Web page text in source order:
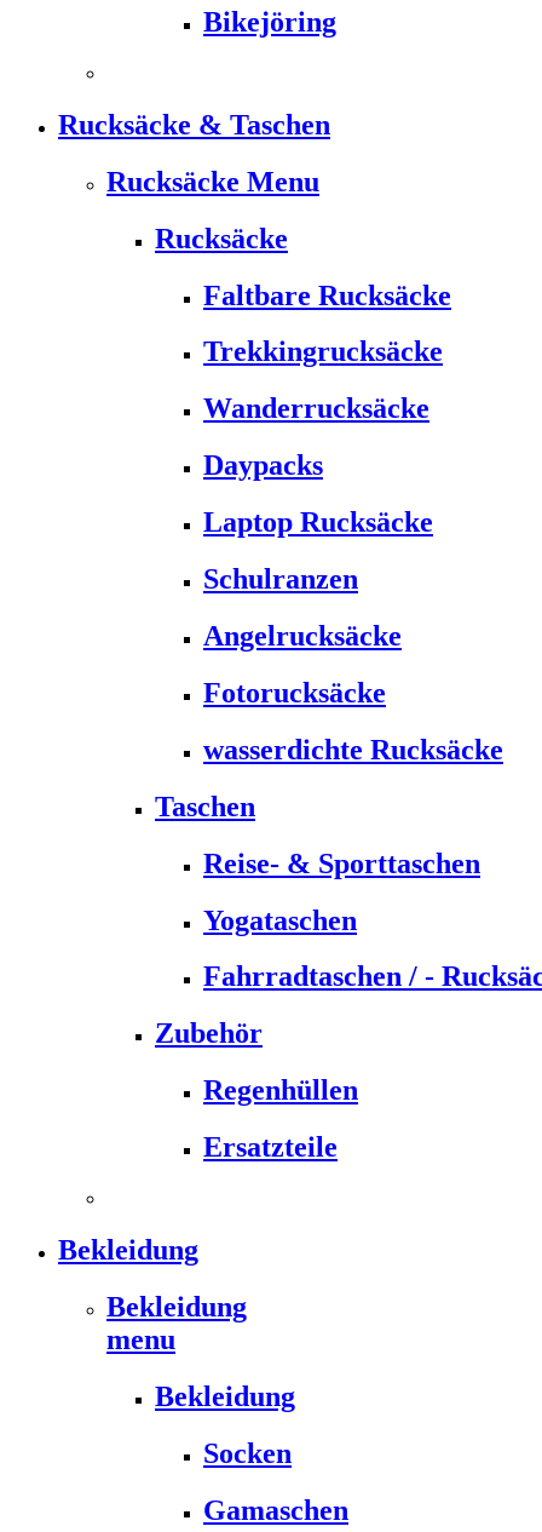
Bikejöring
Rucksäcke & Taschen
Rucksäcke Menu
Rucksäcke
Faltbare Rucksäcke
Trekkingrucksäcke
Wanderrucksäcke
Daypacks
Laptop Rucksäcke
Schulranzen
Angelrucksäcke
Fotorucksäcke
wasserdichte Rucksäcke
Taschen
Reise- & Sporttaschen
Yogataschen
Fahrradtaschen / -
Zubehör
Regenhüllen
Ersatzteile
Bekleidung
Bekleidung
menu
Bekleidung
Socken
Gamaschen